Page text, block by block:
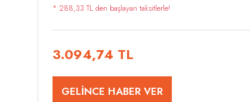
* 288,33 TL den başlayan taksitlerle!
3.094,74 TL
GELİNCE HABER VER